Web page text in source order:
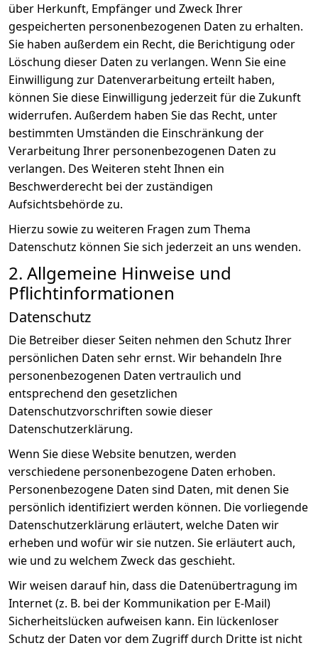
über Herkunft, Empfänger und Zweck Ihrer
gespeicherten personenbezogenen Daten zu erhalten.
Sie haben außerdem ein Recht, die Berichtigung oder
Löschung dieser Daten zu verlangen. Wenn Sie eine
Einwilligung zur Datenverarbeitung erteilt haben,
können Sie diese Einwilligung jederzeit für die Zukunft
widerrufen. Außerdem haben Sie das Recht, unter
bestimmten Umständen die Einschränkung der
Verarbeitung Ihrer personenbezogenen Daten zu
verlangen. Des Weiteren steht Ihnen ein
Beschwerderecht bei der zuständigen
Aufsichtsbehörde zu.
Hierzu sowie zu weiteren Fragen zum Thema
Datenschutz können Sie sich jederzeit an uns wenden.
2. Allgemeine Hinweise und
Pflichtinformationen
Datenschutz
Die Betreiber dieser Seiten nehmen den Schutz Ihrer
persönlichen Daten sehr ernst. Wir behandeln Ihre
personenbezogenen Daten vertraulich und
entsprechend den gesetzlichen
Datenschutzvorschriften sowie dieser
Datenschutzerklärung.
Wenn Sie diese Website benutzen, werden
verschiedene personenbezogene Daten erhoben.
Personenbezogene Daten sind Daten, mit denen Sie
persönlich identifiziert werden können. Die vorliegende
Datenschutzerklärung erläutert, welche Daten wir
erheben und wofür wir sie nutzen. Sie erläutert auch,
wie und zu welchem Zweck das geschieht.
Wir weisen darauf hin, dass die Datenübertragung im
Internet (z. B. bei der Kommunikation per E-Mail)
Sicherheitslücken aufweisen kann. Ein lückenloser
Schutz der Daten vor dem Zugriff durch Dritte ist nicht